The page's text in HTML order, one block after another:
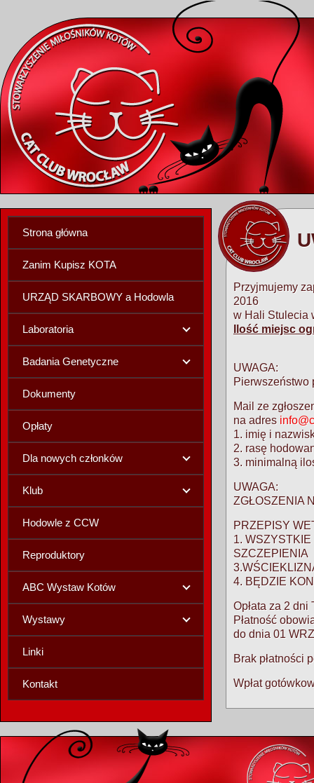
Strona główna
Zanim Kupisz KOTA
URZĄD SKARBOWY a Hodowla
Laboratoria
Badania Genetyczne
Dokumenty
Opłaty
Dla nowych członków
Klub
Hodowle z CCW
Reproduktory
ABC Wystaw Kotów
Wystawy
Linki
Kontakt
Przyjmujemy
2016
w Hali Stulecia
Ilość miejsc
UWAGA:
Pierwszeństwo
Mail ze
na adres
1. imię i
2. rasę
3. minimalną
UWAGA:
ZGŁOSZENIA
PRZEPISY
1.
4. BĘDZIE
Opłata za 2
Płatność
do dnia 01
Brak płatności
Wpłat